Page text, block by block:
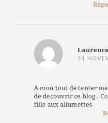
Laurence
24
A mon tout de tenter ma
de decouvrir ce blog .
fille aux allumettes